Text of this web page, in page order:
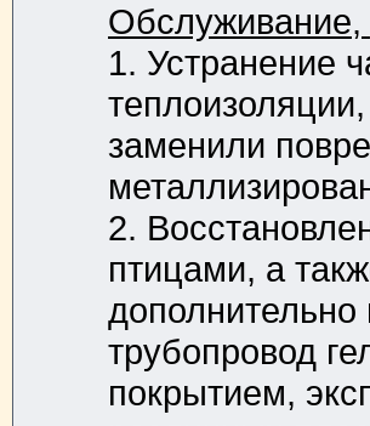
Обслуживание,
1. Устранение
заменили
2.
птицами, а
трубопровод
покрытием,